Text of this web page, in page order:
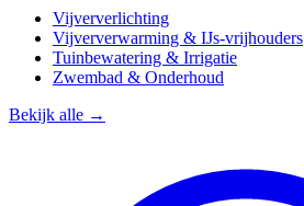
Vijververlichting
Vijververwarming & IJs-vrijhouders
Tuinbewatering & Irrigatie
Zwembad & Onderhoud
Bekijk alle →